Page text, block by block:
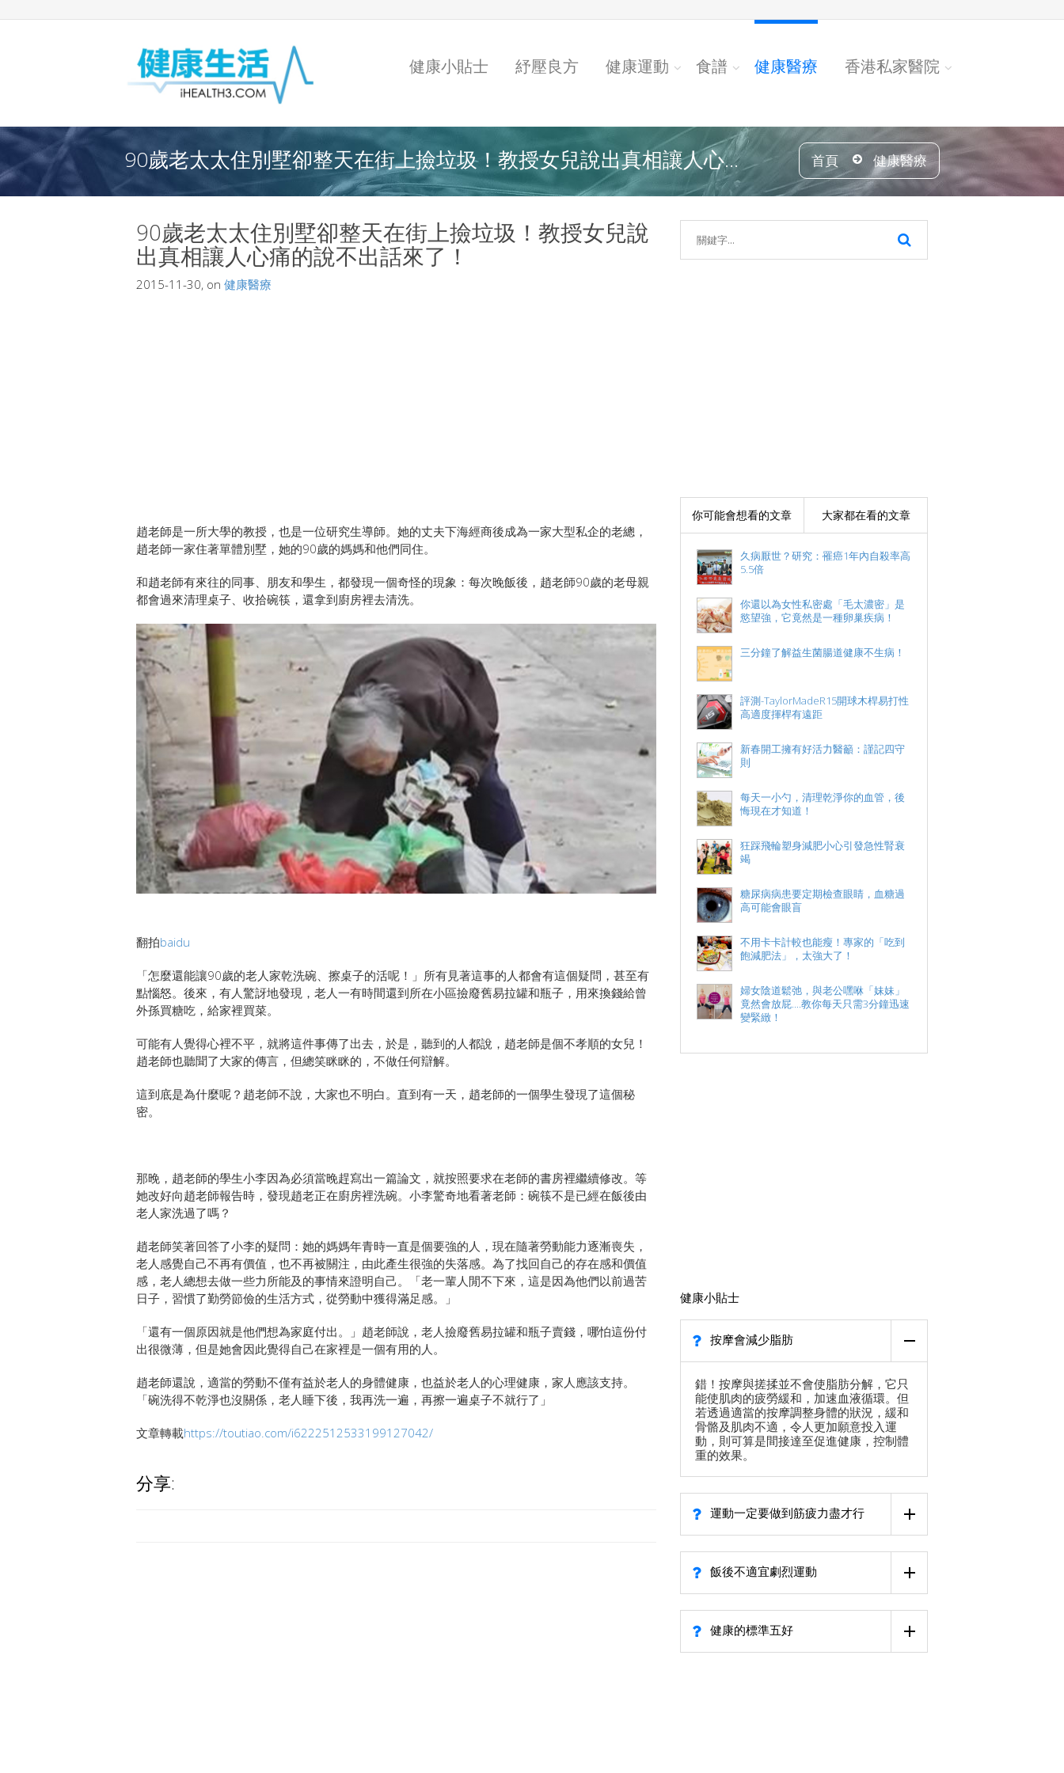
健康小貼士 紓壓良方 健康運動 食譜 健康醫療 香港私家醫院
90歲老太太住別墅卻整天在街上撿垃圾！教授女兒說出真相讓人心... 首頁 健康醫療
90歲老太太住別墅卻整天在街上撿垃圾！教授女兒說
出真相讓人心痛的說不出話來了！
2015-11-30, on 健康醫療
趙老師是一所大學的教授，也是一位研究生導師。她的丈夫下海經商後成為一家大型私企的老總，
趙老師一家住著單體別墅，她的90歲的媽媽和他們同住。
和趙老師有來往的同事、朋友和學生，都發現一個奇怪的現象：每次晚飯後，趙老師90歲的老母親
都會過來清理桌子、收拾碗筷，還拿到廚房裡去清洗。
翻拍baidu
「怎麼還能讓90歲的老人家乾洗碗、擦桌子的活呢！」所有見著這事的人都會有這個疑問，甚至有
點惱怒。後來，有人驚訝地發現，老人一有時間還到所在小區撿廢舊易拉罐和瓶子，用來換錢給曾
外孫買糖吃，給家裡買菜。
可能有人覺得心裡不平，就將這件事傳了出去，於是，聽到的人都說，趙老師是個不孝順的女兒！
趙老師也聽聞了大家的傳言，但總笑眯眯的，不做任何辯解。
這到底是為什麼呢？趙老師不說，大家也不明白。直到有一天，趙老師的一個學生發現了這個秘
密。
那晚，趙老師的學生小李因為必須當晚趕寫出一篇論文，就按照要求在老師的書房裡繼續修改。等
她改好向趙老師報告時，發現趙老正在廚房裡洗碗。小李驚奇地看著老師：碗筷不是已經在飯後由
老人家洗過了嗎？
趙老師笑著回答了小李的疑問：她的媽媽年青時一直是個要強的人，現在隨著勞動能力逐漸喪失，
老人感覺自己不再有價值，也不再被關注，由此產生很強的失落感。為了找回自己的存在感和價值
感，老人總想去做一些力所能及的事情來證明自己。「老一輩人閒不下來，這是因為他們以前過苦
日子，習慣了勤勞節儉的生活方式，從勞動中獲得滿足感。」
「還有一個原因就是他們想為家庭付出。」趙老師說，老人撿廢舊易拉罐和瓶子賣錢，哪怕這份付
出很微薄，但是她會因此覺得自己在家裡是一個有用的人。
趙老師還說，適當的勞動不僅有益於老人的身體健康，也益於老人的心理健康，家人應該支持。
「碗洗得不乾淨也沒關係，老人睡下後，我再洗一遍，再擦一遍桌子不就行了」
文章轉載https://toutiao.com/i6222512533199127042/
分享:
你可能會想看的文章 大家都在看的文章
久病厭世？研究：罹癌1年內自殺率高
5.5倍
你還以為女性私密處「毛太濃密」是
慾望強，它竟然是一種卵巢疾病！
三分鐘了解益生菌腸道健康不生病！
評測-TaylorMadeR15開球木桿易打性
高適度揮桿有遠距
新春開工擁有好活力醫籲：謹記四守
則
每天一小勺，清理乾淨你的血管，後
悔現在才知道！
狂踩飛輪塑身減肥小心引發急性腎衰
竭
糖尿病病患要定期檢查眼睛，血糖過
高可能會眼盲
不用卡卡計較也能瘦！專家的「吃到
飽減肥法」，太強大了！
婦女陰道鬆弛，與老公嘿咻「妹妹」
竟然會放屁....教你每天只需3分鐘迅速
變緊緻！
健康小貼士
按摩會減少脂肪
錯！按摩與搓揉並不會使脂肪分解，它只
能使肌肉的疲勞緩和，加速血液循環。但
若透過適當的按摩調整身體的狀況，緩和
骨骼及肌肉不適，令人更加願意投入運
動，則可算是間接達至促進健康，控制體
重的效果。
運動一定要做到筋疲力盡才行
飯後不適宜劇烈運動
健康的標準五好